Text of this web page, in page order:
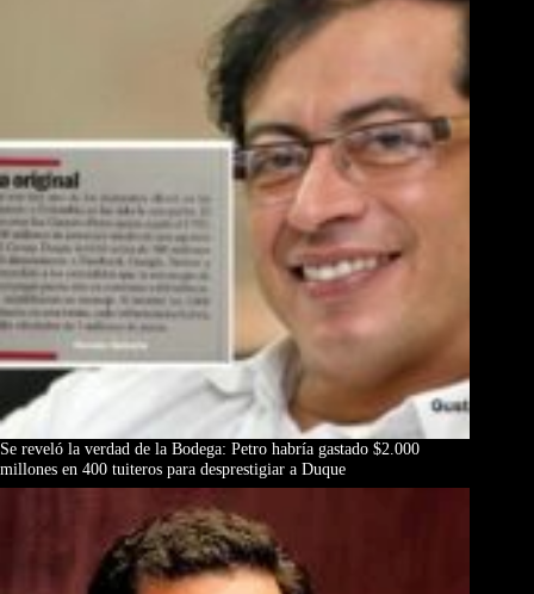
Se reveló la verdad de la Bodega: Petro habría gastado $2.000
millones en 400 tuiteros para desprestigiar a Duque